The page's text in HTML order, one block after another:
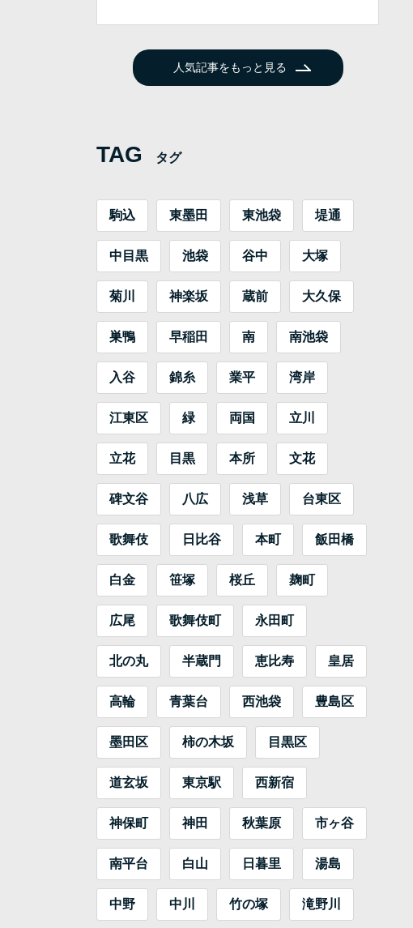
人気記事をもっと見る
TAG タグ
駒込 東墨田 東池袋 堤通
中目黒 池袋 谷中 大塚
菊川 神楽坂 蔵前 大久保
巣鴨 早稲田 南 南池袋
入谷 錦糸 業平 湾岸
江東区 緑 両国 立川
立花 目黒 本所 文花
碑文谷 八広 浅草 台東区
歌舞伎 日比谷 本町 飯田橋
白金 笹塚 桜丘 麹町
広尾 歌舞伎町 永田町
北の丸 半蔵門 恵比寿 皇居
高輪 青葉台 西池袋 豊島区
墨田区 柿の木坂 目黒区
道玄坂 東京駅 西新宿
神保町 神田 秋葉原 市ヶ谷
南平台 白山 日暮里 湯島
中野 中川 竹の塚 滝野川